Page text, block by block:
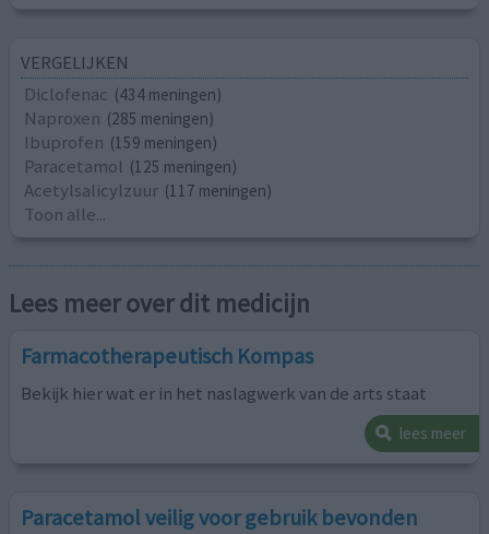
VERGELIJKEN
Diclofenac (434 meningen)
Naproxen (285 meningen)
Ibuprofen (159 meningen)
Paracetamol (125 meningen)
Acetylsalicylzuur (117 meningen)
Toon alle...
Lees meer over dit medicijn
Farmacotherapeutisch Kompas
Bekijk hier wat er in het naslagwerk van de arts staat
lees meer
Paracetamol veilig voor gebruik bevonden